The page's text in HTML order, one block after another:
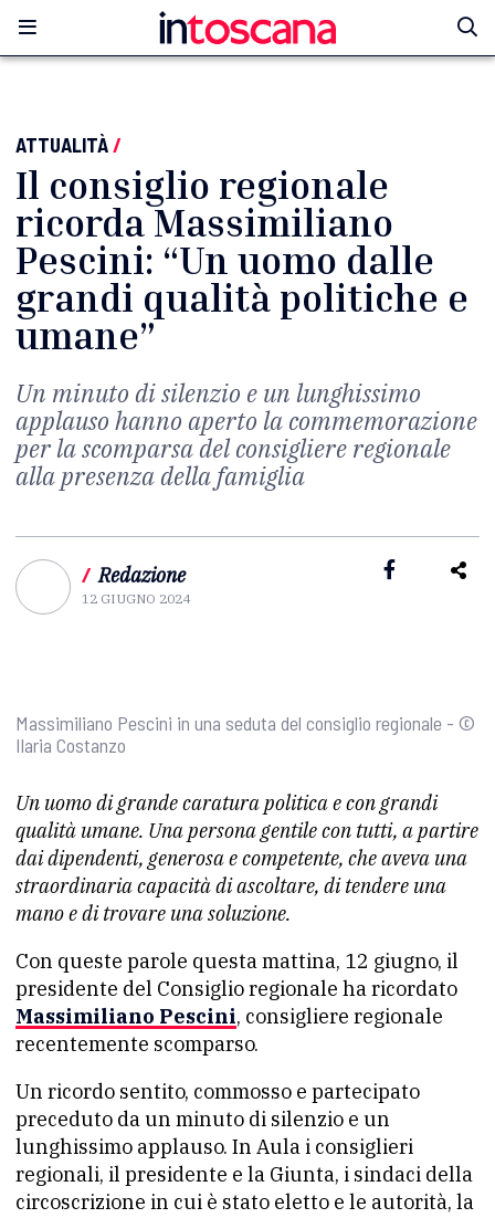
ATTUALITÀ/
Il consiglio regionale
ricorda Massimiliano
Pescini: “Un uomo dalle
grandi qualità politiche e
umane”
Un minuto di silenzio e un lunghissimo
applauso hanno aperto la commemorazione
per la scomparsa del consigliere regionale
alla presenza della famiglia
/ Redazione
12 GIUGNO 2024
Massimiliano Pescini in una seduta del consiglio regionale - ©
Ilaria Costanzo
Un uomo di grande caratura politica e con grandi
qualità umane. Una persona gentile con tutti, a partire
dai dipendenti, generosa e competente, che aveva una
straordinaria capacità di ascoltare, di tendere una
mano e di trovare una soluzione.
Con queste parole questa mattina, 12 giugno, il
presidente del Consiglio regionale ha ricordato
Massimiliano Pescini, consigliere regionale
recentemente scomparso.
Un ricordo sentito, commosso e partecipato
preceduto da un minuto di silenzio e un
lunghissimo applauso. In Aula i consiglieri
regionali, il presidente e la Giunta, i sindaci della
circoscrizione in cui è stato eletto e le autorità, la